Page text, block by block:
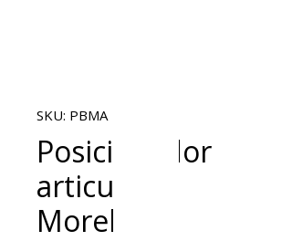
SKU: PBMA
Posicionador
articulado
Morelli